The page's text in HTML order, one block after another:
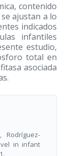
contenido
ajustan a lo
indicados
infantiles
estudio,
total en
asociada
Rodríguez-
in infant